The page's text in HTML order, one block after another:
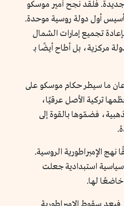
جديدة. فلقد نجح أمير موسكو
تأسيس أول دولة روسية موحدة.
تجميع إمارات الشمال
مركزية، بل أطاح أيضًا بـ
ما سيطر حكام موسكو على
تركية الأصل عرقيًا،
فضمّوها بالقوة إلى
نهج الإمبراطورية الروسية.
استبدادية جعلت
لها.